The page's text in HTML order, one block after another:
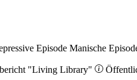
Episode Manische
"Living Library"